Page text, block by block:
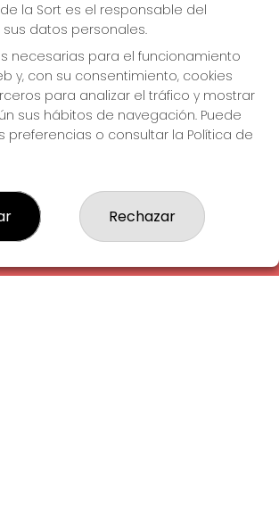
DE LA SORT
de la Sort es el responsable del
datos personales.
necesarias para el funcionamiento
y, con su consentimiento, cookies
para analizar el tráfico y mostrar
sus hábitos de navegación. Puede
preferencias o consultar la Política de
Rechazar